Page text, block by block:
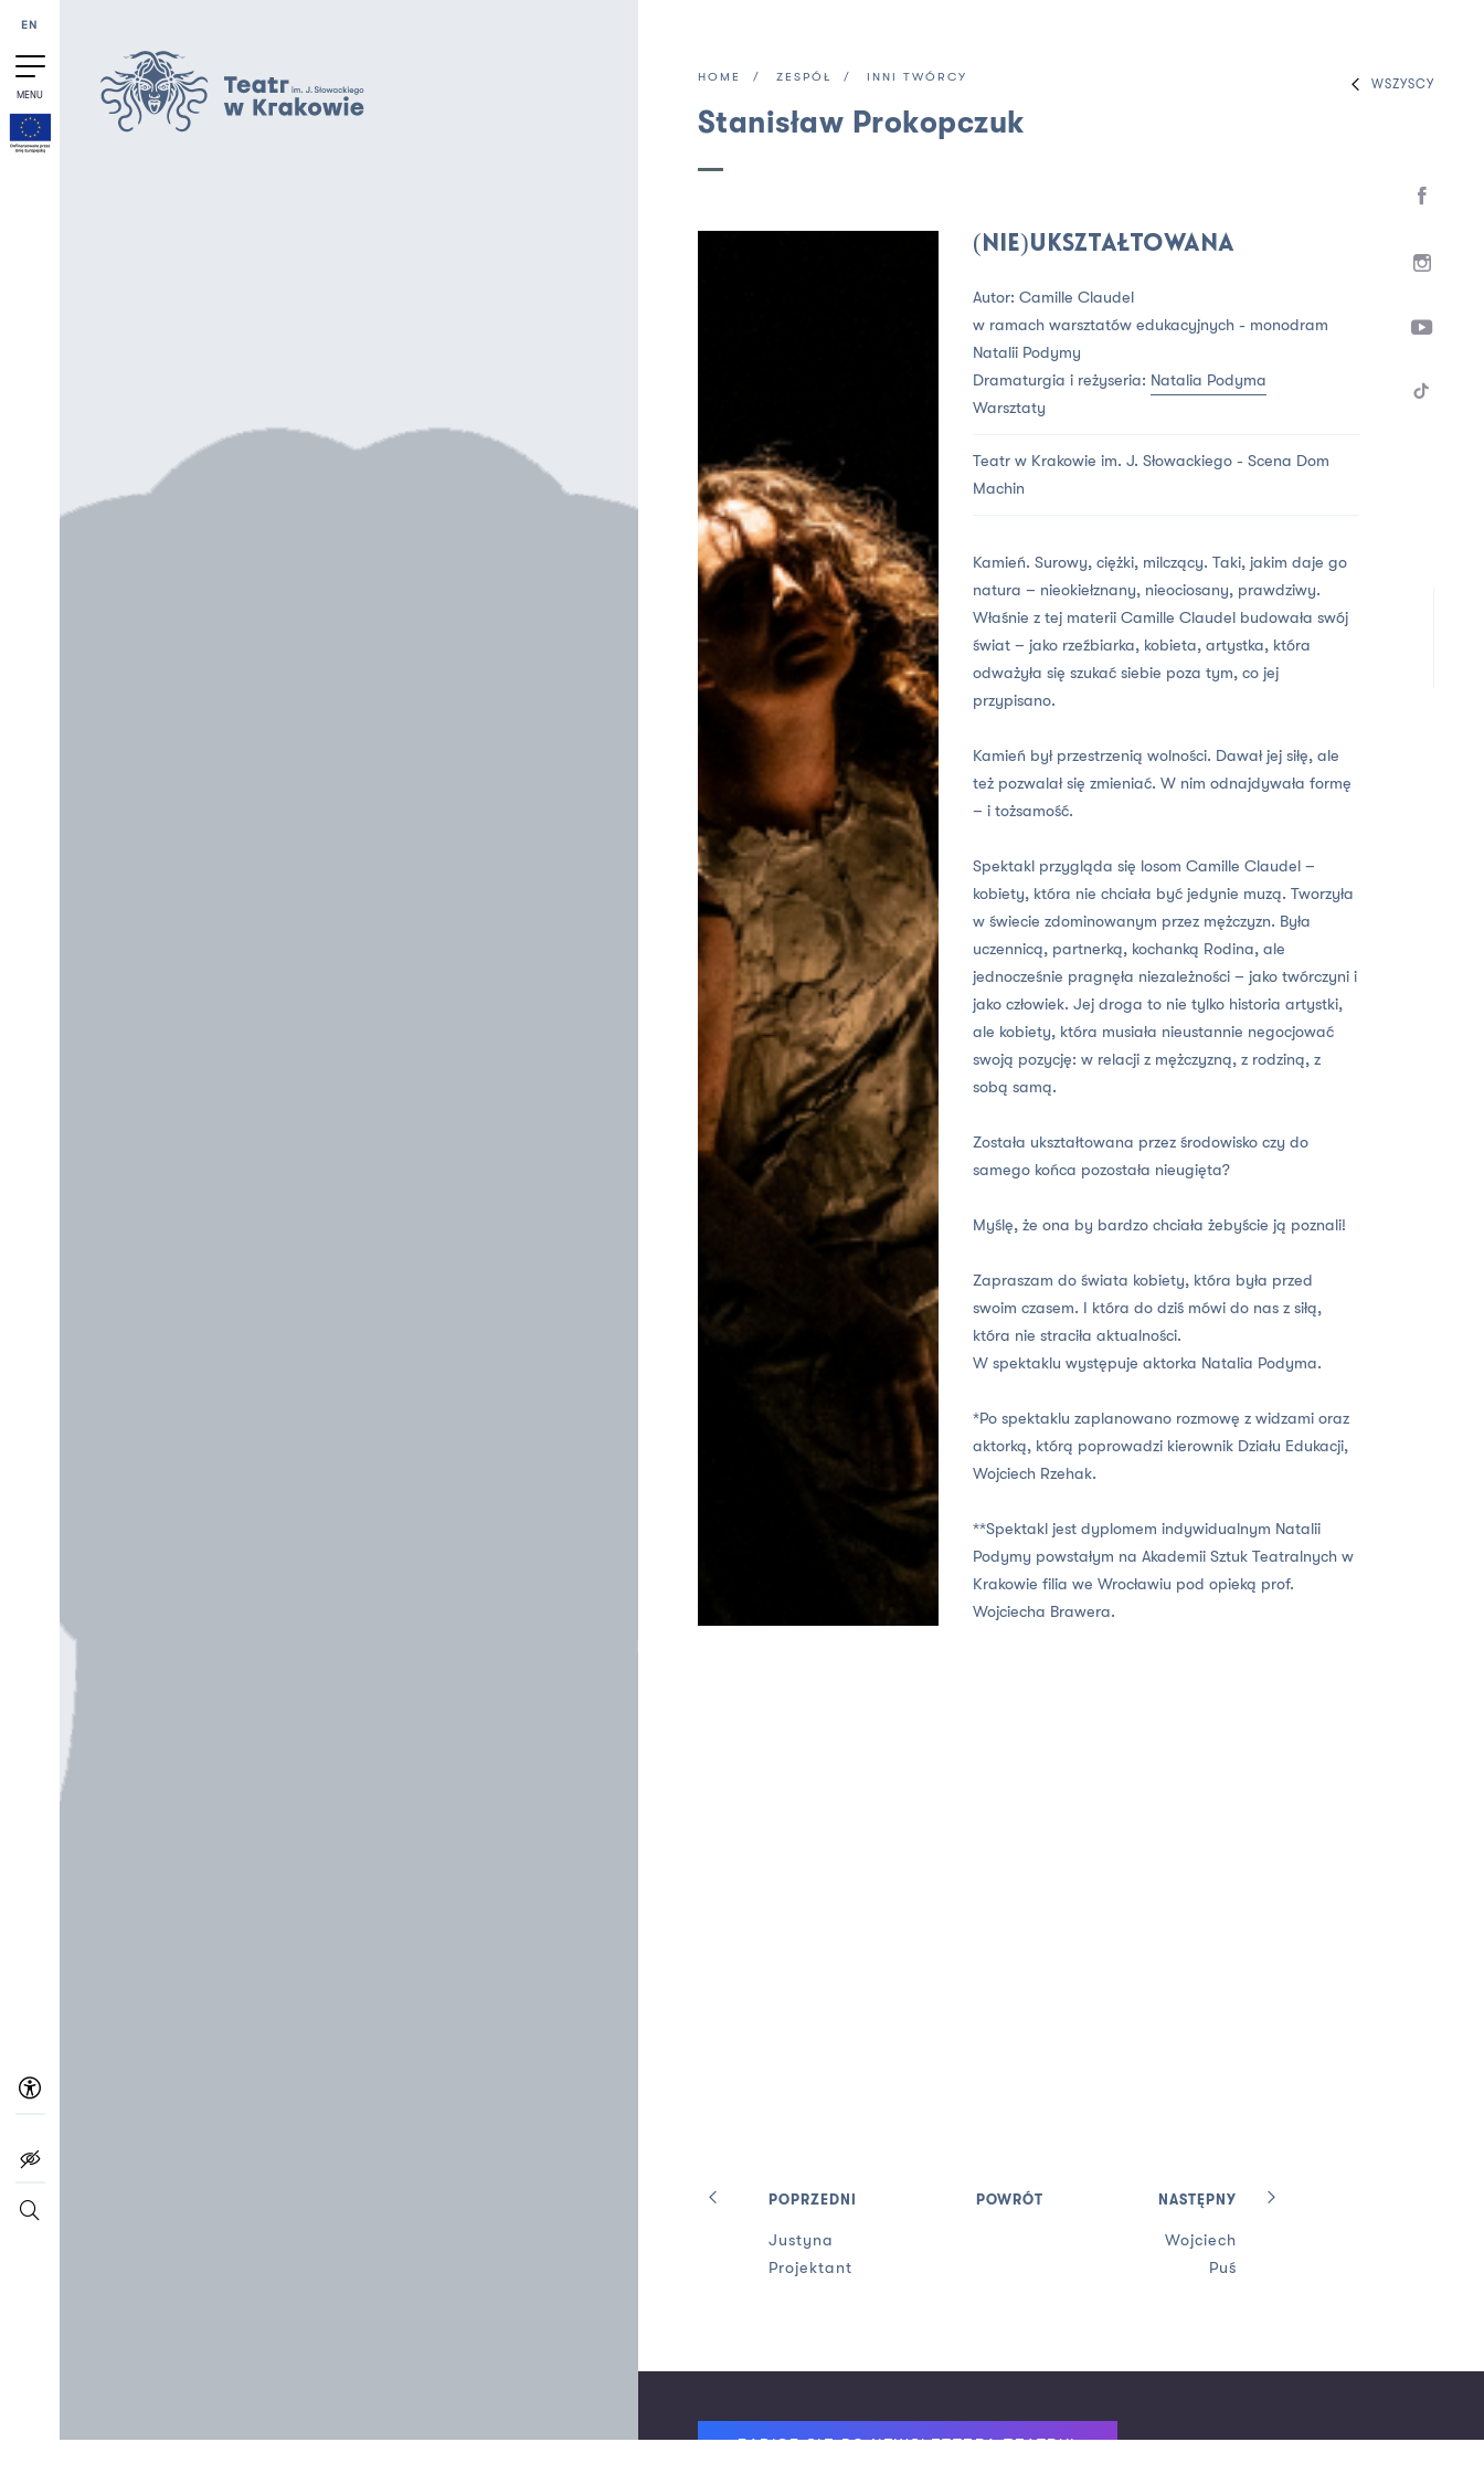
EN
MENU
WSZYSCY
HOME ZESPÓŁ INNI TWÓRCY
Stanisław Prokopczuk
(nie)ukształtowana
Autor: Camille Claudel
w ramach warsztatów edukacyjnych - monodram
Natalii Podymy
Dramaturgia i reżyseria: Natalia Podyma
Warsztaty
Teatr w Krakowie im. J. Słowackiego - Scena Dom
Machin
Kamień. Surowy, ciężki, milczący. Taki, jakim daje go
natura – nieokiełznany, nieociosany, prawdziwy.
Właśnie z tej materii Camille Claudel budowała swój
świat – jako rzeźbiarka, kobieta, artystka, która
odważyła się szukać siebie poza tym, co jej
przypisano.
Kamień był przestrzenią wolności. Dawał jej siłę, ale
też pozwalał się zmieniać. W nim odnajdywała formę
– i tożsamość.
Spektakl przygląda się losom Camille Claudel –
kobiety, która nie chciała być jedynie muzą. Tworzyła
w świecie zdominowanym przez mężczyzn. Była
uczennicą, partnerką, kochanką Rodina, ale
jednocześnie pragnęła niezależności – jako twórczyni i
jako człowiek. Jej droga to nie tylko historia artystki,
ale kobiety, która musiała nieustannie negocjować
swoją pozycję: w relacji z mężczyzną, z rodziną, z
sobą samą.
Została ukształtowana przez środowisko czy do
samego końca pozostała nieugięta?
Myślę, że ona by bardzo chciała żebyście ją poznali!
Zapraszam do świata kobiety, która była przed
swoim czasem. I która do dziś mówi do nas z siłą,
która nie straciła aktualności.
W spektaklu występuje aktorka Natalia Podyma.
*Po spektaklu zaplanowano rozmowę z widzami oraz
aktorką, którą poprowadzi kierownik Działu Edukacji,
Wojciech Rzehak.
**Spektakl jest dyplomem indywidualnym Natalii
Podymy powstałym na Akademii Sztuk Teatralnych w
Krakowie filia we Wrocławiu pod opieką prof.
Wojciecha Brawera.
POPRZEDNI
Justyna
Projektant
POWRÓT NASTĘPNY
Wojciech
Puś
Footer
ZAPISZ SIĘ DO NEWSLETTERA TEATRU!